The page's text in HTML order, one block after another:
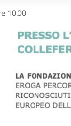
10.00